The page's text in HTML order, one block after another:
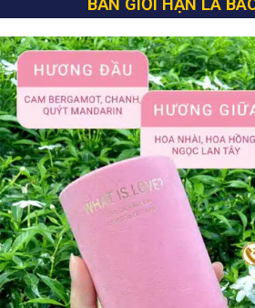
BẢN GIỚI HẠN LÀ